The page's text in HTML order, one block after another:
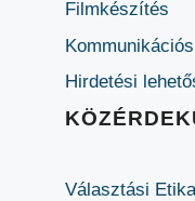
Filmkészítés
Hirdetési
Választási